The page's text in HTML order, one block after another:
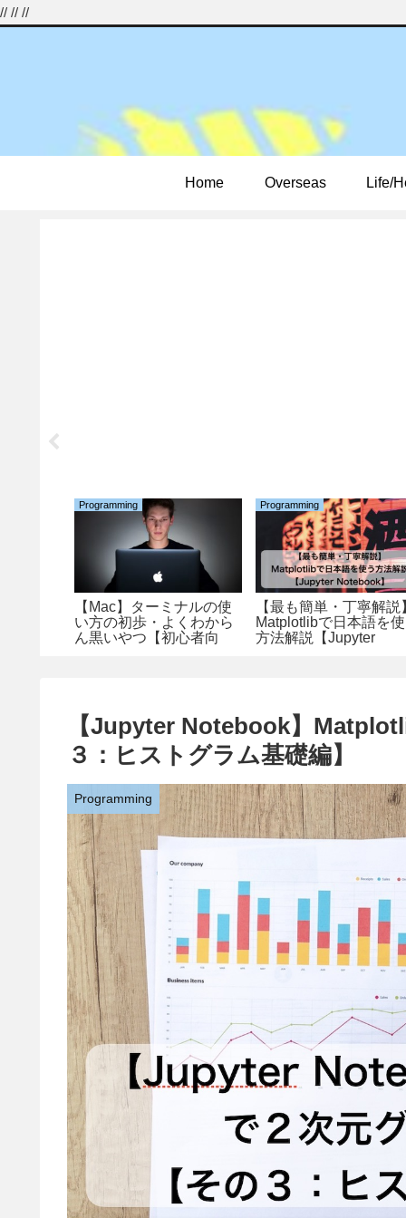
// // //
Home Overseas Life/
Programming
【Mac】ターミナルの使
い方の初歩・よくわから
ん黒いやつ【初心者向
Programming
【最も簡単・丁寧解説
Matplotlibで日本語を
方法解説【Jupyter
【Jupyter Notebook】
３：ヒストグラム基礎編】
Programming